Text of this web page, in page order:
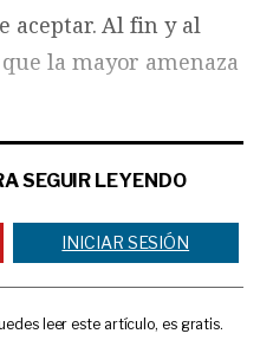
aceptar. Al fin y al
la mayor amenaza
SEGUIR LEYENDO
INICIAR SESIÓN
leer este artículo, es gratis.